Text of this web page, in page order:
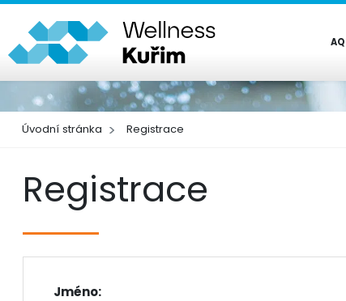
Úvodní stránka Registrace
Registrace
Jméno: